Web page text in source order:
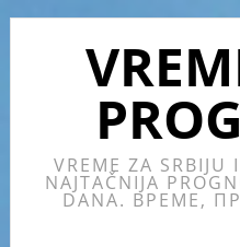
Skip
Skip
Skip
Skip
VREME ZA SRBIJU
NAJTAČNIJA
DANA. ВРЕМЕ,